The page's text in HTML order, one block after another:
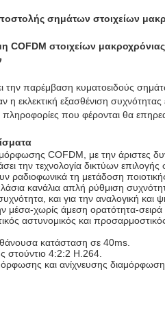
σημάτων στοιχείων
COFDM στοιχείων
την παρέμβαση κυματοειδούς
η εκλεκτική εξασθένιση
πληροφορίες που φέρονται θα
COFDM, με την άριστες
την τεχνολογία δικτύων
ραδιοφωνικά τη μετάδοση
κανάλια απλή ρύθμιση
και για την αναλογική και
μέσα-χωρίς άμεση ορατότητα-
αστυνομικός και
κατάσταση σε 40ms.
στούντιο 4:2:2 H.264.
και ανίχνευσης